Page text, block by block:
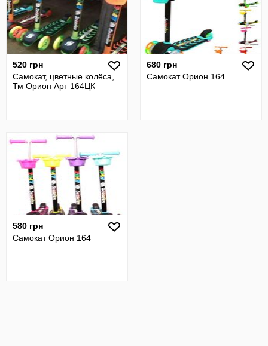
520 грн
Самокат, цветные колёса,
Тм Орион Арт 164ЦК
680 грн
Самокат Орион 164
580 грн
Самокат Орион 164